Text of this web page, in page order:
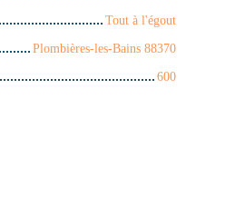
Tout à l'égout
Plombières-les-Bains 88370
600